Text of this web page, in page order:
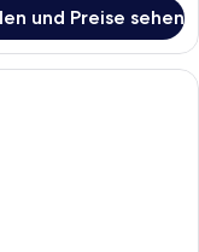
und Preise sehen
Hotelzimmer mit